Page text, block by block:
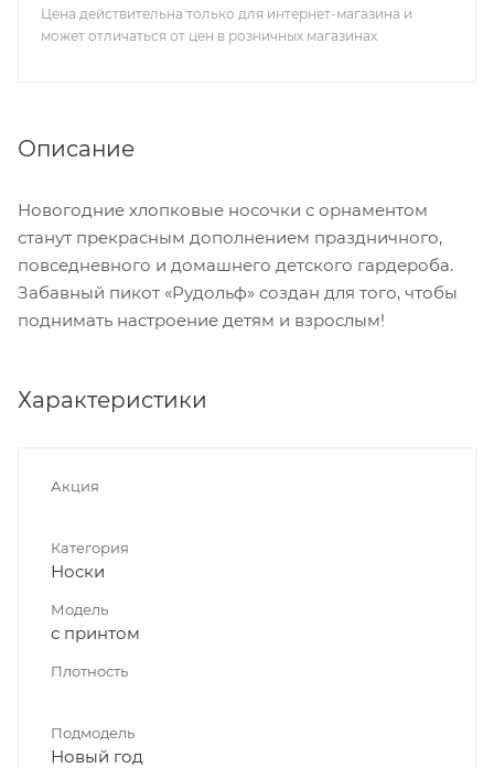
Цена действительна только для интернет-магазина и
может отличаться от цен в розничных магазинах
Описание
Новогодние хлопковые носочки с орнаментом
станут прекрасным дополнением праздничного,
повседневного и домашнего детского гардероба.
Забавный пикот «Рудольф» создан для того, чтобы
поднимать настроение детям и взрослым!
Характеристики
Акция
Категория
Носки
Модель
с принтом
Плотность
Подмодель
Новый год